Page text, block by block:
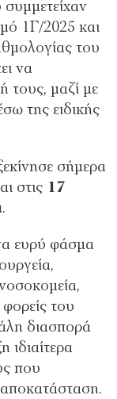
1Γ/2025 και
του
να
τους, μαζί με
της ειδικής
σήμερα
στις 17
.
ευρύ φάσμα
του
διασπορά
που